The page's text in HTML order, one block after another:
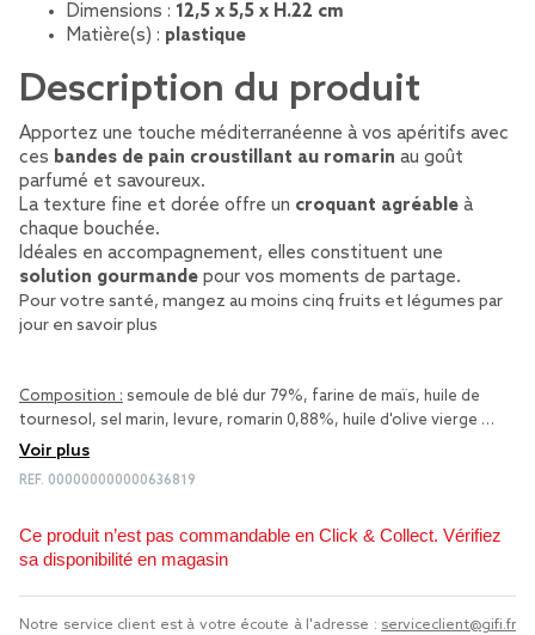
Dimensions : 12,5 x 5,5 x H.22 cm
Matière(s) : plastique
Description du produit
Apportez une touche méditerranéenne à vos apéritifs avec
ces bandes de pain croustillant au romarin au goût
parfumé et savoureux.
La texture fine et dorée offre un croquant agréable à
chaque bouchée.
Idéales en accompagnement, elles constituent une
solution gourmande pour vos moments de partage.
Pour votre santé, mangez au moins cinq fruits et légumes par
jour en savoir plus
Composition : semoule de blé dur 79%, farine de maïs, huile de
tournesol, sel marin, levure, romarin 0,88%, huile d'olive vierge …
Voir plus
REF. 000000000000636819
Ce produit n’est pas commandable en Click & Collect. Vérifiez
sa disponibilité en magasin
Notre service client est à votre écoute à l'adresse : serviceclient@gifi.fr